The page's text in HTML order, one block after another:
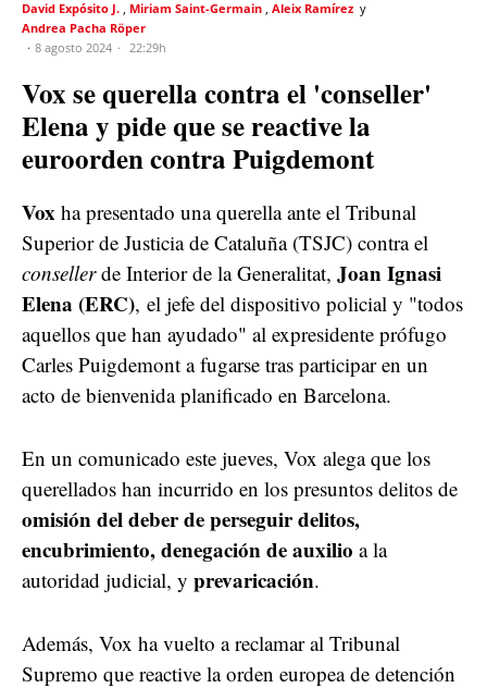
David Expósito J. Miriam Saint-Germain Aleix Ramírez
Andrea Pacha Röper
8 agosto 2024
22:29h
Vox se querella contra el 'conseller'
Elena y pide que se reactive la
euroorden contra Puigdemont
Vox ha presentado una querella ante el Tribunal
Superior de Justicia de Cataluña (TSJC) contra el
consellerde Interior de la Generalitat, Joan Ignasi
Elena (ERC), el jefe del dispositivo policial y "todos
aquellos que han ayudado" al expresidente prófugo
Carles Puigdemont a fugarse tras participar en un
acto de bienvenida planificado en Barcelona.
En un comunicado este jueves, Vox alega que los
querellados han incurrido en los presuntos delitos de
omisión del deber de perseguir delitos,
encubrimiento, denegación de auxilio a la
autoridad judicial, y prevaricación.
Además, Vox ha vuelto a reclamar al Tribunal
Supremo que reactive la orden europea de detención